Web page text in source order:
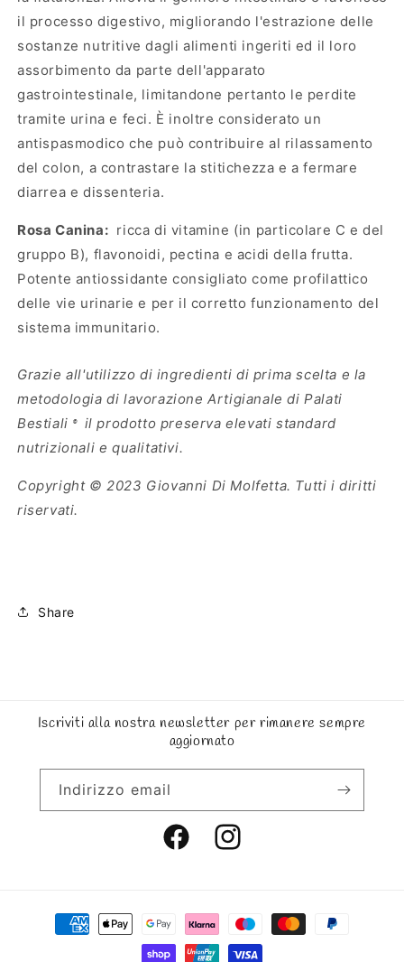
il processo digestivo, migliorando l'estrazione delle
sostanze nutritive dagli alimenti ingeriti ed il loro
assorbimento da parte dell'apparato
gastrointestinale, limitandone pertanto le perdite
tramite urina e feci. È inoltre considerato un
antispasmodico che può contribuire al rilassamento
del colon, a contrastare la stitichezza e a fermare
diarrea e dissenteria.
Rosa Canina: ricca di vitamine (in particolare C e del
gruppo B), flavonoidi, pectina e acidi della frutta.
Potente antiossidante consigliato come profilattico
delle vie urinarie e per il corretto funzionamento del
sistema immunitario.
Grazie all'utilizzo di ingredienti di prima scelta e la
metodologia di lavorazione Artigianale di Palati
Bestiali ® il prodotto preserva elevati standard
nutrizionali e qualitativi.
Copyright © 2023 Giovanni Di Molfetta. Tutti i diritti
riservati.
Share
Iscriviti alla nostra newsletter per rimanere sempre
aggiornato
Indirizzo email
FacebookInstagram
Metodi